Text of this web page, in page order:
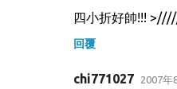
四小折好帥!!!
回覆
chi771027 2007年